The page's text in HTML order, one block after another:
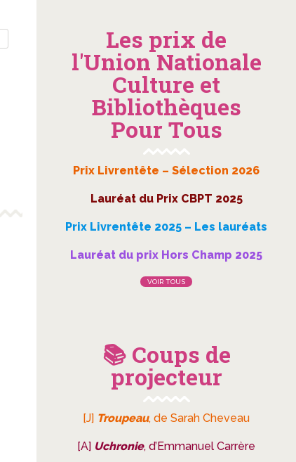
Les prix de
l'Union Nationale
Culture et
Bibliothèques
Pour Tous
Prix Livrentête – Sélection 2026
Lauréat du Prix CBPT 2025
Prix Livrentête 2025 – Les lauréats
Lauréat du prix Hors Champ 2025
VOIR TOUS
📚 Coups de
projecteur
[J] Troupeau, de Sarah Cheveau
[A] Uchronie, d’Emmanuel Carrère